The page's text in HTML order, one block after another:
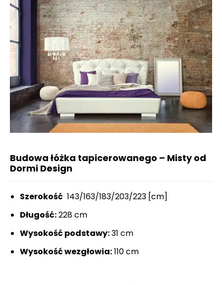
Budowa łóżka tapicerowanego – Misty od
Dormi Design
Szerokość 143/163/183/203/223 [cm]
Długość:228 cm
Wysokość podstawy:31 cm
Wysokość wezgłowia:110 cm